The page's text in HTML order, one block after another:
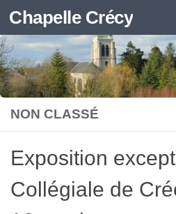
Skip to content
Chapelle Crécy
NON CLASSÉ
Exposition
Collégiale de